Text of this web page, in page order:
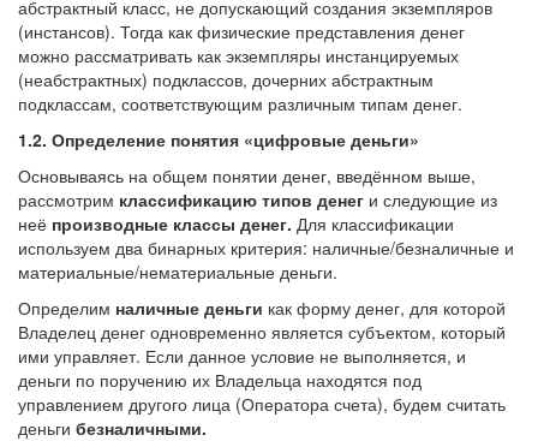
абстрактный класс, не допускающий создания экземпляров
(инстансов). Тогда как физические представления денег
можно рассматривать как экземпляры инстанцируемых
(неабстрактных) подклассов, дочерних абстрактным
подклассам, соответствующим различным типам денег.
1.2. Определение понятия «цифровые деньги»
Основываясь на общем понятии денег, введённом выше,
рассмотрим классификацию типов денег и следующие из
неё производные классы денег. Для классификации
используем два бинарных критерия: наличные/безналичные и
материальные/нематериальные деньги.
Определим наличные деньги как форму денег, для которой
Владелец денег одновременно является субъектом, который
ими управляет. Если данное условие не выполняется, и
деньги по поручению их Владельца находятся под
управлением другого лица (Оператора счета), будем считать
деньги безналичными.